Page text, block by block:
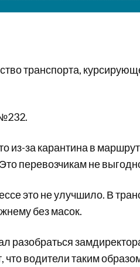
транспорта,
из-за карантина в
перевозчикам не
это не улучшило. В
без масок.
разобраться
водители таким